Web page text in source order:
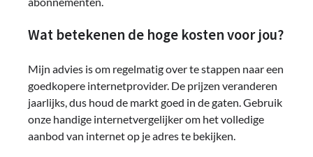
Wat betekenen de hoge kosten voor jou?
Mijn advies is om regelmatig over te stappen naar een
goedkopere internetprovider. De prijzen veranderen
jaarlijks, dus houd de markt goed in de gaten. Gebruik
onze handige internetvergelijker om het volledige
aanbod van internet op je adres te bekijken.